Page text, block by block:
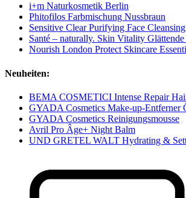
i+m Naturkosmetik Berlin
Phitofilos Farbmischung Nussbraun
Sensitive Clear Purifying Face
Santé – naturally. Skin Vitality Glättende
Nourish London Protect Skincare
Neuheiten:
BEMA COSMETICI Intense Repair
GYADA Cosmetics Make-up-Entferner
GYADA Cosmetics Reinigungsmousse
Avril Pro Âge+ Night Balm
UND GRETEL WALT Hydrating &